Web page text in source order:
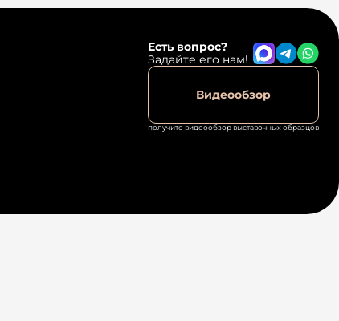
Есть вопрос?
Задайте его нам!
Видеообзор
получите видеообзор выставочных образцов